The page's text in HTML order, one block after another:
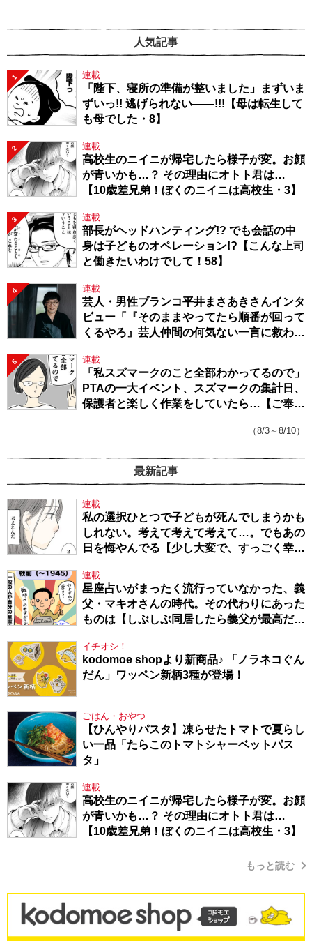
人気記事
1 連載
「陛下、寝所の準備が整いました」まずいま
ずいっ!! 逃げられない――!!!【母は転生して
も母でした・8】
2 連載
高校生のニイニが帰宅したら様子が変。お顔
が青いかも…？ その理由にオトト君は…
【10歳差兄弟！ぼくのニイニは高校生・3】
3 連載
部長がヘッドハンティング!? でも会話の中
身は子どものオペレーション!?【こんな上司
と働きたいわけでして！58】
4 連載
芸人・男性ブランコ平井まさあきさんインタ
ビュー「『そのままやってたら順番が回って
くるやろ』芸人仲間の何気ない一言に救われ
5 連載
「私スズマークのこと全部わかってるので」
PTAの一大イベント、スズマークの集計日、
保護者と楽しく作業をしていたら…【ご奉仕
（8/3～8/10）
最新記事
連載
私の選択ひとつで子どもが死んでしまうかも
しれない。考えて考えて考えて…。でもあの
日を悔やんでる【少し大変で、すっごく幸せ
～・54】
連載
星座占いがまったく流行っていなかった、義
父・マキオさんの時代。その代わりにあった
ものは【しぶしぶ同居したら義父が最高だっ
イチオシ！
kodomoe shopより新商品♪ 「ノラネコぐん
だん」ワッペン新柄3種が登場！
ごはん・おやつ
【ひんやりパスタ】凍らせたトマトで夏らし
い一品「たらこのトマトシャーベットパス
タ」
連載
高校生のニイニが帰宅したら様子が変。お顔
が青いかも…？ その理由にオトト君は…
【10歳差兄弟！ぼくのニイニは高校生・3】
もっと読む